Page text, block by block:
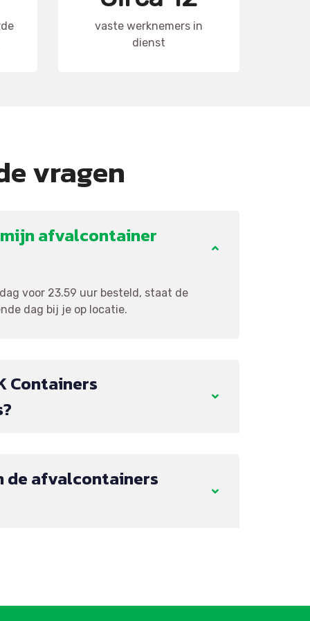
vaste werknemers in
dienst
vragen
afvalcontainer
voor 23.59 uur besteld, staat de
dag bij je op locatie.
Containers
de afvalcontainers